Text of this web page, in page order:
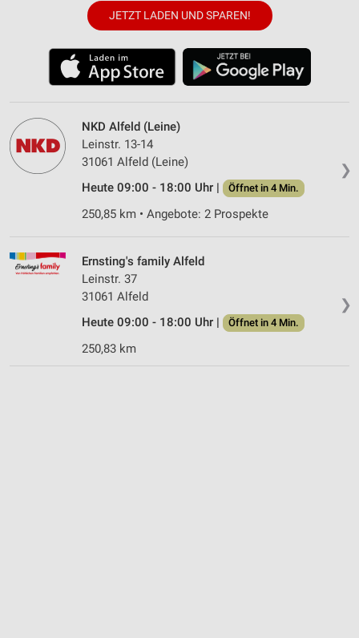
JETZT LADEN UND SPAREN!
❯
NKD Alfeld (Leine)
Leinstr. 13-14
31061 Alfeld (Leine)
Heute 09:00 - 18:00 Uhr |
Öffnet in 4 Min.
250,85 km • Angebote: 2 Prospekte
❯
Ernsting's family Alfeld
Leinstr. 37
31061 Alfeld
Heute 09:00 - 18:00 Uhr |
Öffnet in 4 Min.
250,83 km